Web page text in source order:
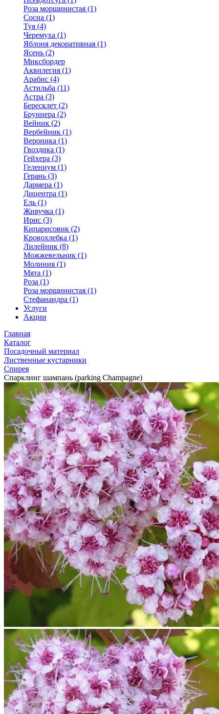
Роза морщинистая (1)
Сосна (1)
Туя (4)
Черемуха (1)
Яблоня декоративная (1)
Ясень (2)
Миксбордер
Аквилегия (1)
Арабис (4)
Астильба (11)
Астра (3)
Бересклет (2)
Бруннера (2)
Вейник (2)
Вербейник (1)
Вероника (1)
Гвоздика (1)
Гейхера (3)
Гелениум (1)
Герань (3)
Дармера (1)
Дицентра (1)
Ель (1)
Живучка (1)
Ирис (3)
Кипарисовик (2)
Кровохлебка (1)
Лилейник (8)
Можжевельник (1)
Молиния (1)
Мята (1)
Роза (1)
Роза морщинистая (1)
Стефанандра (1)
Услуги
Акции
Главная
Каталог
Посадочный материал
Лиственные кустарники
Спирея
Спарклинг шампань (parking Champagne)